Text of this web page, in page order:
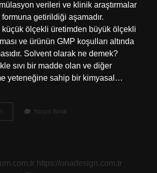
verileri ve klinik araştırmalar
getirildiği aşamadır.
küçük ölçekli üretimden büyük ölçekli
ve ürünün GMP koşulları altında
Solvent olarak ne demek?
sıvı bir madde olan ve diğer
yeteneğine sahip bir kimyasal…
Triturasyon
Ne
Yorum Bırak
https://onadesign.com.tr